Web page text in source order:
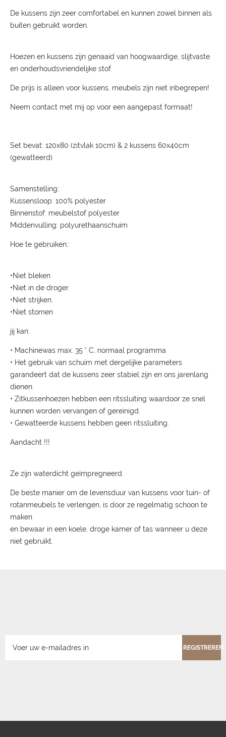
De kussens zijn zeer comfortabel en kunnen zowel binnen als
buiten gebruikt worden.
Hoezen en kussens zijn genaaid van hoogwaardige, slijtvaste
en onderhoudsvriendelijke stof.
De prijs is alleen voor kussens, meubels zijn niet inbegrepen!
Neem contact met mij op voor een aangepast formaat!
Set bevat: 120x80 (zitvlak 10cm) & 2 kussens 60x40cm
(gewatteerd)
Samenstelling:
Kussensloop: 100% polyester
Binnenstof: meubelstof polyester
Middenvulling: polyurethaanschuim
Hoe te gebruiken::
•Niet bleken
•Niet in de droger
•Niet strijken.
•Niet stomen
jij kan:
• Machinewas max. 35 ° C, normaal programma
• Het gebruik van schuim met dergelijke parameters
garandeert dat de kussens zeer stabiel zijn en ons jarenlang
dienen.
• Zitkussenhoezen hebben een ritssluiting waardoor ze snel
kunnen worden vervangen of gereinigd.
• Gewatteerde kussens hebben geen ritssluiting.
Aandacht !!!
Ze zijn waterdicht geïmpregneerd.
De beste manier om de levensduur van kussens voor tuin- of
rotanmeubels te verlengen, is door ze regelmatig schoon te
maken
en bewaar in een koele, droge kamer of tas wanneer u deze
niet gebruikt.
REGISTREREN